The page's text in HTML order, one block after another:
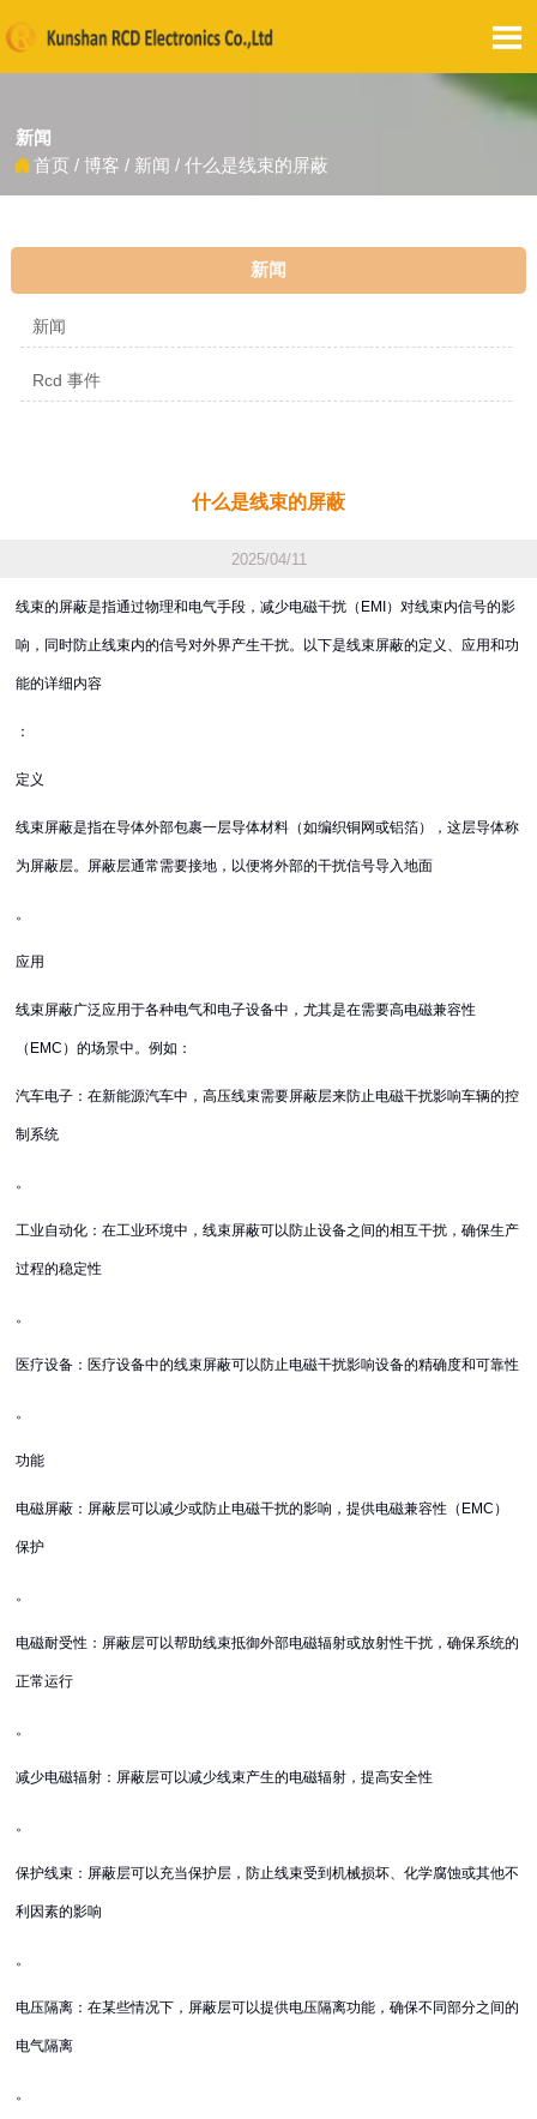

新闻
首页 / 博客 / 新闻 / 什么是线束的屏蔽
新闻
新闻
Rcd 事件
什么是线束的屏蔽
2025/04/11
线束的屏蔽是指通过物理和电气手段，减少电磁干扰（EMI）对线束内信号的影
响，同时防止线束内的信号对外界产生干扰。以下是线束屏蔽的定义、应用和功
能的详细内容
：
定义
线束屏蔽是指在导体外部包裹一层导体材料（如编织铜网或铝箔），这层导体称
为屏蔽层。屏蔽层通常需要接地，以便将外部的干扰信号导入地面
。
应用
线束屏蔽广泛应用于各种电气和电子设备中，尤其是在需要高电磁兼容性
（EMC）的场景中。例如：
汽车电子：在新能源汽车中，高压线束需要屏蔽层来防止电磁干扰影响车辆的控
制系统
。
工业自动化：在工业环境中，线束屏蔽可以防止设备之间的相互干扰，确保生产
过程的稳定性
。
医疗设备：医疗设备中的线束屏蔽可以防止电磁干扰影响设备的精确度和可靠性
。
功能
电磁屏蔽：屏蔽层可以减少或防止电磁干扰的影响，提供电磁兼容性（EMC）
保护
。
电磁耐受性：屏蔽层可以帮助线束抵御外部电磁辐射或放射性干扰，确保系统的
正常运行
。
减少电磁辐射：屏蔽层可以减少线束产生的电磁辐射，提高安全性
。
保护线束：屏蔽层可以充当保护层，防止线束受到机械损坏、化学腐蚀或其他不
利因素的影响
。
电压隔离：在某些情况下，屏蔽层可以提供电压隔离功能，确保不同部分之间的
电气隔离
。